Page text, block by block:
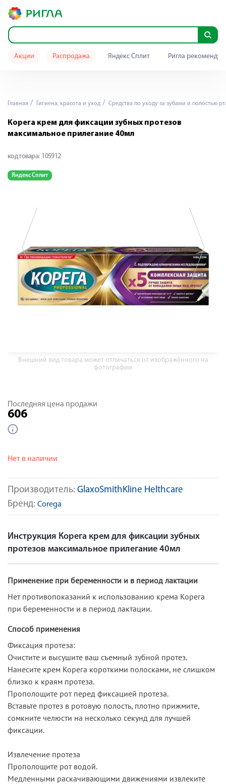
Акции Распродажа Яндекс Сплит Ригла
Главная Гигиена, красота и уход Средства по уходу за зубами и полостью
Корега крем для фиксации зубных протезов
максимальное прилегание 40мл
код товара: 105912
Яндекс Сплит
Внешний вид товара может отличаться от изображённого на
фотографии
Производитель: GlaxoSmithKline Helthcare
Бренд: Corega
Последняя цена продажи
606
Нет в наличии
Инструкция Корега крем для фиксации зубных
протезов максимальное прилегание 40мл
Применение при беременности и в период лактации
Нет противопоказаний к использованию крема Корега
при беременности и в период лактации.
Способ применения
Фиксация протеза:
Очистите и высушите ваш съемный зубной протез.
Нанесите крем Корега короткими полосками, не слишком
близко к краям протеза.
Прополощите рот перед фиксацией протеза.
Вставьте протез в ротовую полость, плотно прижмите,
сомкните челюсти на несколько секунд для лучшей
фиксации.
Извлечение протеза
Прополощите рот водой.
Медленными раскачивающими движениями извлеките